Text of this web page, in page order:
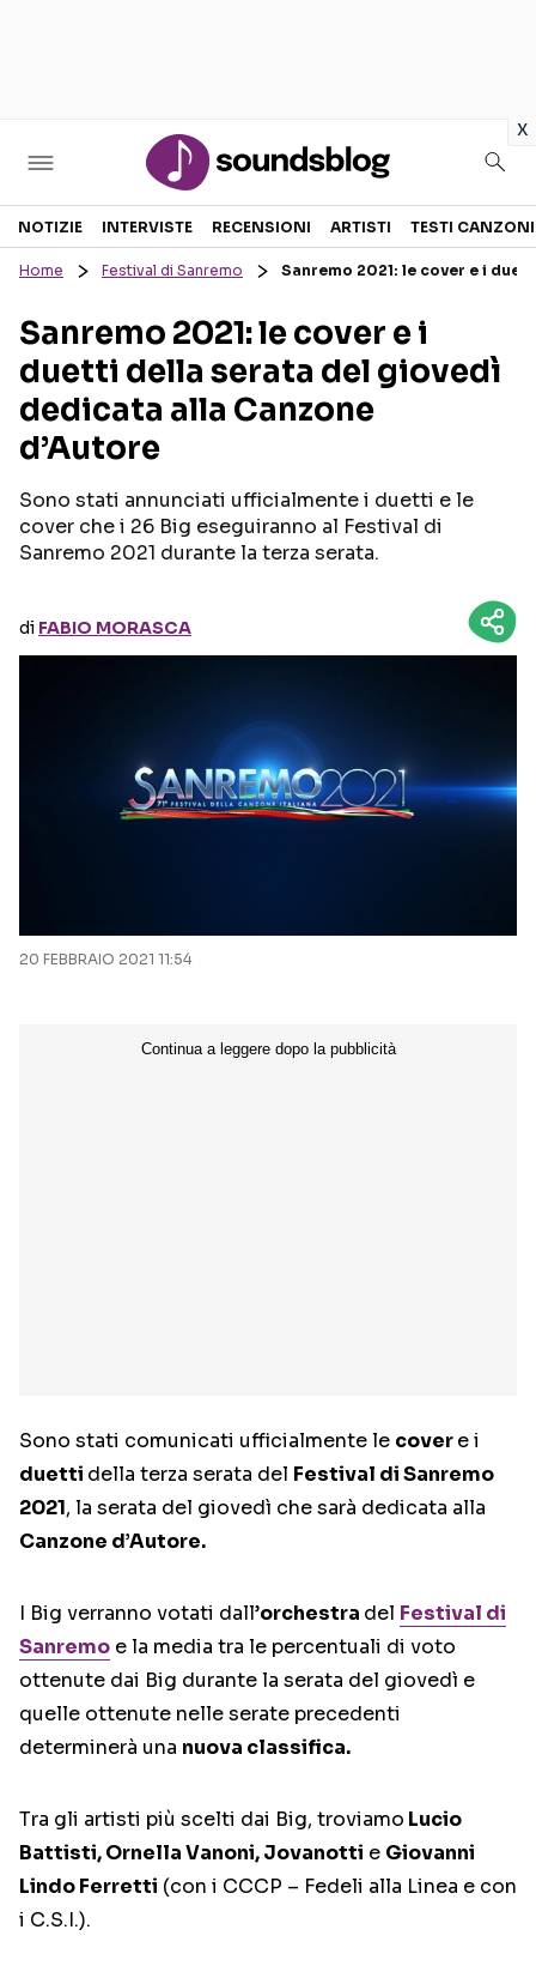
x
Sezioni
RECENSIONI MUSICALI
INTERVISTE
GOSSIP E CURIOSITÀ
TESTI CANZONI
TOUR ED EVENTI
TALENT SHOW
NOTIZIE INTERVISTE RECENSIONI ARTISTI TESTI CANZONI
Home Festival di Sanremo Sanremo 2021: le cover e i
Sanremo 2021: le cover e i
duetti della serata del giovedì
dedicata alla Canzone
d’Autore
Sono stati annunciati ufficialmente i duetti e le
cover che i 26 Big eseguiranno al Festival di
Sanremo 2021 durante la terza serata.
di FABIO MORASCA
20 FEBBRAIO 2021 11:54
Sono stati comunicati ufficialmente le covere i
duetti della terza serata del Festival di Sanremo
2021, la serata del giovedì che sarà dedicata alla
Canzone d’Autore.
I Big verranno votati dall’orchestra del Festival di
Sanremo e la media tra le percentuali di voto
ottenute dai Big durante la serata del giovedì e
quelle ottenute nelle serate precedenti
determinerà una nuova classifica.
Tra gli artisti più scelti dai Big, troviamo Lucio
Battisti, Ornella Vanoni, Jovanotti e Giovanni
Lindo Ferretti (con i CCCP – Fedeli alla Linea e con
i C.S.I.).